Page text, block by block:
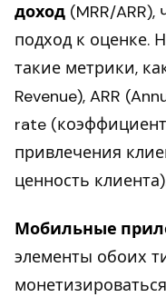
доход (MRR/
подход к оценке.
такие метрики,
Revenue), ARR
rate
привлечения
ценность
Мобильные
элементы обоих